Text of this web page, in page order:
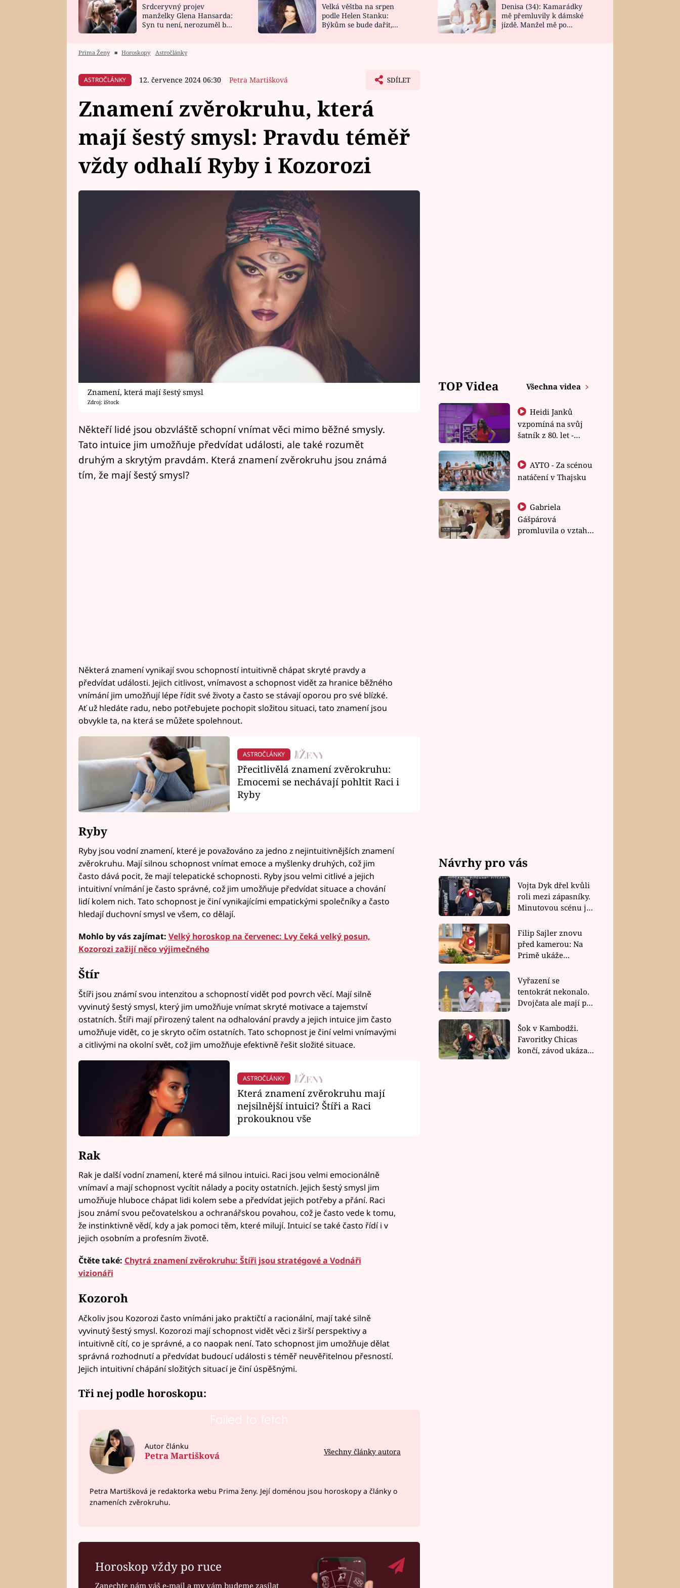
HOROSKOP NA
CELEBRITY
VAŘENÍ
NOVINKY
VIDEORECEPTY
DESIGN
Srdceryvný projev
manželky Glena Hansarda:
Syn tu není, nerozuměl by
Velká věštba na srpen
podle Helen Stanku:
Býkům se bude dařit,
Denisa (34): Kamarádky
mě přemluvily k dámské
jízdě. Manžel mě po
Prima Ženy ■ Horoskopy Astročlánky
ASTROČLÁNKY 12. července 2024 06:30 Petra Martišková SDÍLET
Znamení zvěrokruhu, která
mají šestý smysl: Pravdu téměř
vždy odhalí Ryby i Kozorozi
Znamení, která mají šestý smysl
Zdroj: iStock
Někteří lidé jsou obzvláště schopní vnímat věci mimo běžné smysly.
Tato intuice jim umožňuje předvídat události, ale také rozumět
druhým a skrytým pravdám. Která znamení zvěrokruhu jsou známá
tím, že mají šestý smysl?
Některá znamení vynikají svou schopností intuitivně chápat skryté pravdy a
předvídat události. Jejich citlivost, vnímavost a schopnost vidět za hranice běžného
vnímání jim umožňují lépe řídit své životy a často se stávají oporou pro své blízké.
Ať už hledáte radu, nebo potřebujete pochopit složitou situaci, tato znamení jsou
obvykle ta, na která se můžete spolehnout.
ASTROČLÁNKY
Přecitlivělá znamení zvěrokruhu:
Emocemi se nechávají pohltit Raci i
Ryby
Ryby
Ryby jsou vodní znamení, které je považováno za jedno z nejintuitivnějších znamení
zvěrokruhu. Mají silnou schopnost vnímat emoce a myšlenky druhých, což jim
často dává pocit, že mají telepatické schopnosti. Ryby jsou velmi citlivé a jejich
intuitivní vnímání je často správné, což jim umožňuje předvídat situace a chování
lidí kolem nich. Tato schopnost je činí vynikajícími empatickými společníky a často
hledají duchovní smysl ve všem, co dělají.
Mohlo by vás zajímat: Velký horoskop na červenec: Lvy čeká velký posun,
Kozorozi zažijí něco výjimečného
Štír
Štíři jsou známí svou intenzitou a schopností vidět pod povrch věcí. Mají silně
vyvinutý šestý smysl, který jim umožňuje vnímat skryté motivace a tajemství
ostatních. Štíři mají přirozený talent na odhalování pravdy a jejich intuice jim často
umožňuje vidět, co je skryto očím ostatních. Tato schopnost je činí velmi vnímavými
a citlivými na okolní svět, což jim umožňuje efektivně řešit složité situace.
ASTROČLÁNKY
Která znamení zvěrokruhu mají
nejsilnější intuici? Štíři a Raci
prokouknou vše
Rak
Rak je další vodní znamení, které má silnou intuici. Raci jsou velmi emocionálně
vnímaví a mají schopnost vycítit nálady a pocity ostatních. Jejich šestý smysl jim
umožňuje hluboce chápat lidi kolem sebe a předvídat jejich potřeby a přání. Raci
jsou známí svou pečovatelskou a ochranářskou povahou, což je často vede k tomu,
že instinktivně vědí, kdy a jak pomoci těm, které milují. Intuicí se také často řídí i v
jejich osobním a profesním životě.
Čtěte také: Chytrá znamení zvěrokruhu: Štíři jsou stratégové a Vodnáři
vizionáři
Kozoroh
Ačkoliv jsou Kozorozi často vnímáni jako praktičtí a racionální, mají také silně
vyvinutý šestý smysl. Kozorozi mají schopnost vidět věci z širší perspektivy a
intuitivně cítí, co je správné, a co naopak není. Tato schopnost jim umožňuje dělat
správná rozhodnutí a předvídat budoucí události s téměř neuvěřitelnou přesností.
Jejich intuitivní chápání složitých situací je činí úspěšnými.
Tři nej podle horoskopu:
Failed to fetch
Autor článku
Petra Martišková Všechny články autora
Petra Martišková je redaktorka webu Prima ženy. Její doménou jsou horoskopy a články o
znameních zvěrokruhu.
Horoskop vždy po ruce
Zanechte nám váš e-mail a my vám budeme zasílat
TOP Videa Všechna videa
Heidi Janků
vzpomíná na svůj
šatník z 80. let -
natáčení v Thajsku
Gabriela
Gášpárová
promluvila o vztahu
Návrhy pro vás
Vojta Dyk dřel kvůli
roli mezi zápasníky.
Minutovou scénu jel
Filip Sajler znovu
před kamerou: Na
Primě ukáže
rychlé recepty
Vyřazení se
tentokrát nekonalo.
Dvojčata ale mají po
závodu nůž na krku
Šok v Kambodži.
Favoritky Chicas
končí, závod ukázal